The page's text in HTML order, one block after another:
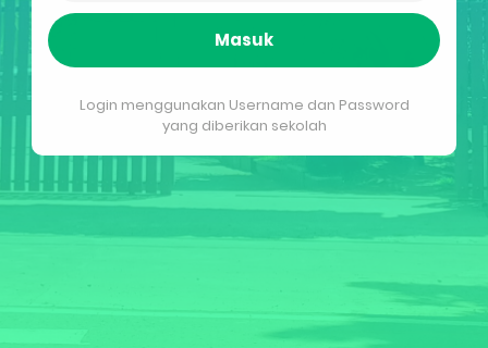
Masuk
Login menggunakan Username dan Password
yang diberikan sekolah